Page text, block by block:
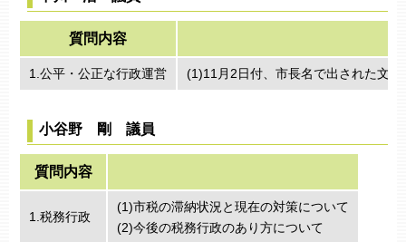
質問内容
1.公平・公正な行政運営 (1)11月2日付、市長名で出された文
小谷野 剛 議員
質問内容
1.税務行政
(1)市税の滞納状況と現在の対策について
(2)今後の税務行政のあり方について